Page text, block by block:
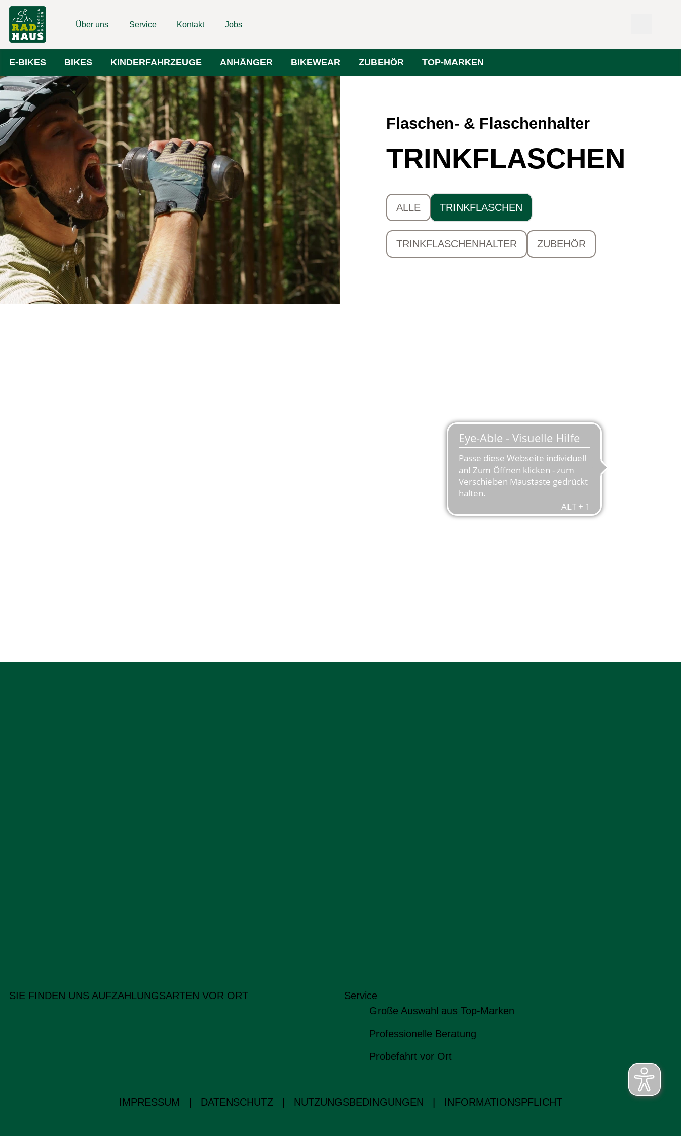
Über uns Service Kontakt Jobs
E-BIKES BIKES KINDERFAHRZEUGE ANHÄNGER BIKEWEAR ZUBEHÖR TOP-MARKEN
Flaschen- & Flaschenhalter
TRINKFLASCHEN
ALLE TRINKFLASCHEN
TRINKFLASCHENHALTER ZUBEHÖR
SIE FINDEN UNS AUFZAHLUNGSARTEN VOR ORT
Service
Große Auswahl aus Top-Marken
Professionelle Beratung
Probefahrt vor Ort
IMPRESSUM DATENSCHUTZ NUTZUNGSBEDINGUNGEN INFORMATIONSPFLICHT